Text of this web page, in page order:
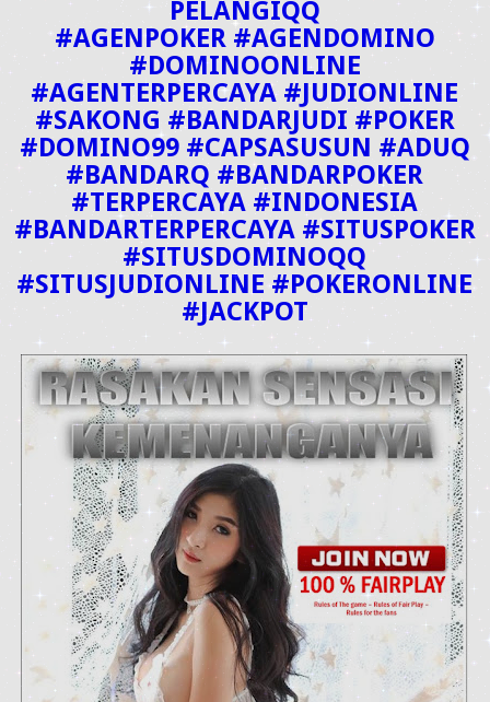
PELANGIQQ
#AGENPOKER #AGENDOMINO
#DOMINOONLINE
#AGENTERPERCAYA #JUDIONLINE
#SAKONG #BANDARJUDI #POKER
#DOMINO99 #CAPSASUSUN #ADUQ
#BANDARQ #BANDARPOKER
#TERPERCAYA #INDONESIA
#BANDARTERPERCAYA #SITUSPOKER
#SITUSDOMINOQQ
#SITUSJUDIONLINE #POKERONLINE
#JACKPOT